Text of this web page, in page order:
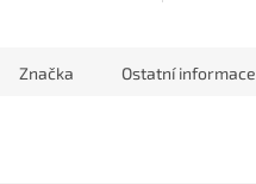
Značka Ostatní informace